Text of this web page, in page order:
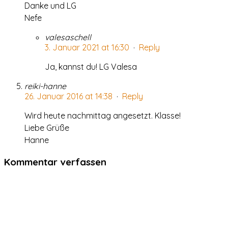
Danke und LG
Nefe
valesaschell
3. Januar 2021 at 16:30 · Reply
Ja, kannst du! LG Valesa
reiki-hanne
26. Januar 2016 at 14:38 · Reply
Wird heute nachmittag angesetzt. Klasse!
Liebe Grüße
Hanne
Kommentar verfassen